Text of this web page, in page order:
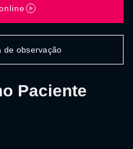
Paciente
de observação